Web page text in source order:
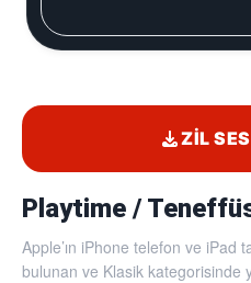
Playtime /
Apple’ın iPhone telefon ve iPad
bulunan ve Klasik kategorisinde
ZIL